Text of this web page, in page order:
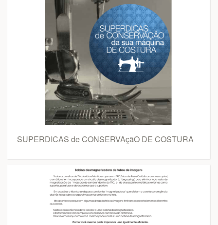
SUPERDICAS de CONSERVAçãO DE COSTURA